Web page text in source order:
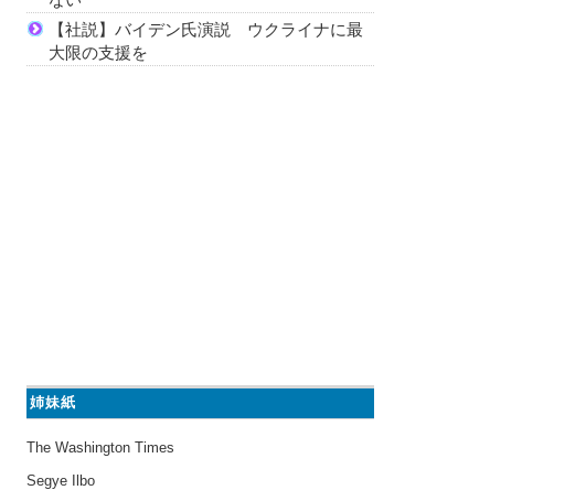
【社説】バイデン氏演説 ウクライナに最
大限の支援を
姉妹紙
The Washington Times
Segye Ilbo